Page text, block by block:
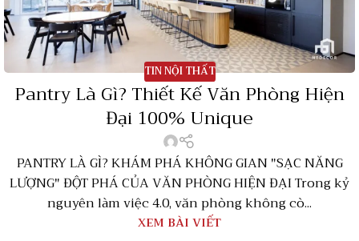
TIN NỘI THẤT
Pantry Là Gì? Thiết Kế Văn Phòng Hiện
Đại 100% Unique
PANTRY LÀ GÌ? KHÁM PHÁ KHÔNG GIAN "SẠC NĂNG
LƯỢNG" ĐỘT PHÁ CỦA VĂN PHÒNG HIỆN ĐẠI Trong kỷ
nguyên làm việc 4.0, văn phòng không cò...
XEM BÀI VIẾT